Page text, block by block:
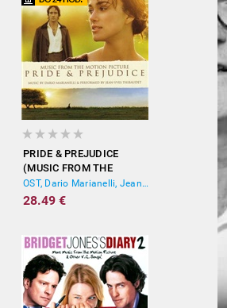
PRIDE & PREJUDICE
(MUSIC FROM THE
MOTION PICTURE)
OST, Dario Marianelli, Jean-Yves Thibaudet
28.49 €